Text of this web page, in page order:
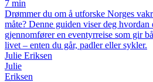
7 min
Drømmer du om å utforske Norges
måte? Denne guiden viser deg
gjennomfører en eventyrreise som gir
livet – enten du går, padler eller sykler.
Julie Eriksen
Julie
Eriksen